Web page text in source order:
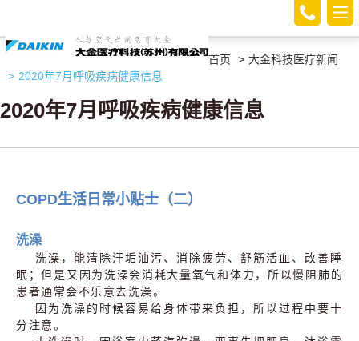
首页
大金科技医疗新闻
2020年7月呼吸疾病健康信息
2020年7月呼吸疾病健康信息
COPD生活日常小贴士（二）
洗澡
洗澡，能清除汗垢油污、消除疲劳、舒筋活血、改善睡
眠；但是又因为洗澡会消耗大量氧气和体力，所以慢阻肺的
患者通常会不乐意去洗澡。
因为洗澡的时候容易给身体带来负担，所以过程中要十
分注意。